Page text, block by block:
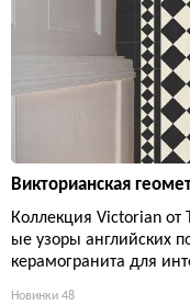
Викторианская
Коллекция Victorian от
ые узоры английских
керамогранита для
Новинки 48